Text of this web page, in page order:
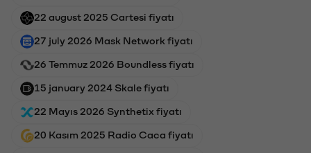
22 august 2025 Cartesi fiyatı
27 july 2026 Mask Network fiyatı
26 Temmuz 2026 Boundless fiyatı
15 january 2024 Skale fiyatı
22 Mayıs 2026 Synthetix fiyatı
20 Kasım 2025 Radio Caca fiyatı